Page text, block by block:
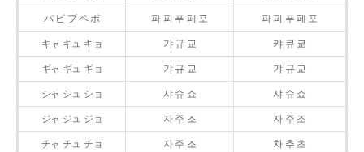
パ ピ プ ペ ポ 파 피 푸 페 포 파 피 푸 페 포
キャ キュ キョ 갸 규 교 캬 큐 쿄
ギャ ギュ ギョ 갸 규 교 갸 규 교
シャ シュ ショ 샤 슈 쇼 샤 슈 쇼
ジャ ジュ ジョ 자 주 조 자 주 조
チャ チュ チョ 자 주 조 차 추 초